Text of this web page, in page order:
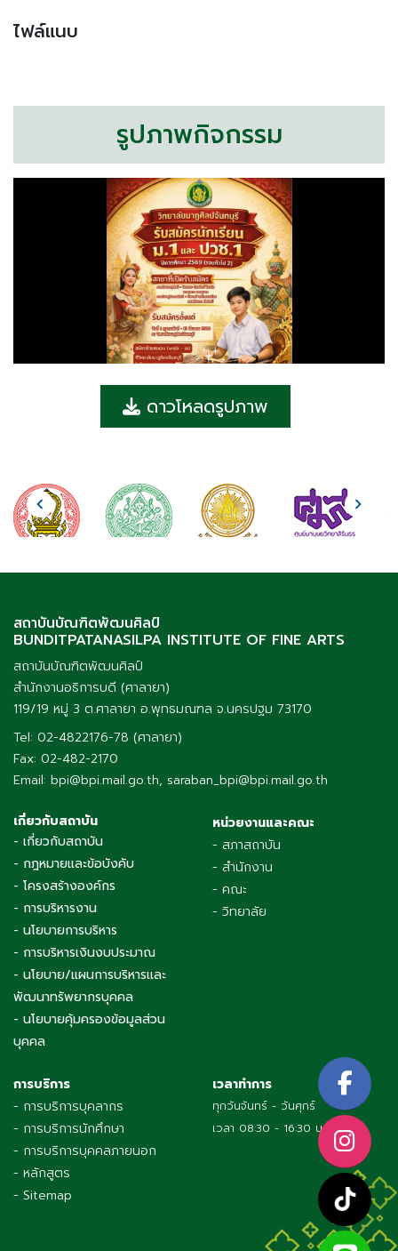
ไฟล์แนบ
รูปภาพกิจกรรม
ดาวโหลดรูปภาพ
สถาบันบัณฑิตพัฒนศิลป์
BUNDITPATANASILPA INSTITUTE OF FINE ARTS
สถาบันบัณฑิตพัฒนศิลป์
สำนักงานอธิการบดี (ศาลายา)
119/19 หมู่ 3 ต.ศาลายา อ.พุทธมณฑล จ.นครปฐม 73170
Tel: 02-4822176-78 (ศาลายา)
Fax: 02-482-2170
Email: bpi@bpi.mail.go.th, saraban_bpi@bpi.mail.go.th
เกี่ยวกับสถาบัน
- เกี่ยวกับสถาบัน
- กฎหมายและข้อบังคับ
- โครงสร้างองค์กร
- การบริหารงาน
- นโยบายการบริหาร
- การบริหารเงินงบประมาณ
- นโยบาย/แผนการบริหารและ
พัฒนาทรัพยากรบุคคล
- นโยบายคุ้มครองข้อมูลส่วน
บุคคล
หน่วยงานและคณะ
- สภาสถาบัน
- สำนักงาน
- คณะ
- วิทยาลัย
การบริการ
- การบริการบุคลากร
- การบริการนักศึกษา
- การบริการบุคคลภายนอก
- หลักสูตร
- Sitemap
เวลาทำการ
ทุกวันจันทร์ - วันศุกร์
เวลา 08:30 - 16:30 น.